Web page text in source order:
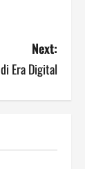
Next:
Era Digital